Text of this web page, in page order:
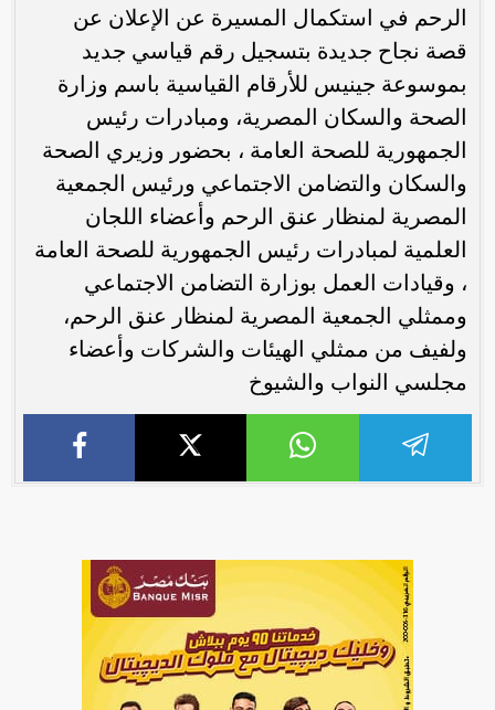
الرحم في استكمال المسيرة عن الإعلان عن
قصة نجاح جديدة بتسجيل رقم قياسي جديد
بموسوعة جينيس للأرقام القياسية باسم وزارة
الصحة والسكان المصرية، ومبادرات رئيس
الجمهورية للصحة العامة ، بحضور وزيري الصحة
والسكان والتضامن الاجتماعي ورئيس الجمعية
المصرية لمنظار عنق الرحم وأعضاء اللجان
العلمية لمبادرات رئيس الجمهورية للصحة العامة
، وقيادات العمل بوزارة التضامن الاجتماعي
وممثلي الجمعية المصرية لمنظار عنق الرحم،
ولفيف من ممثلي الهيئات والشركات وأعضاء
مجلسي النواب والشيوخ